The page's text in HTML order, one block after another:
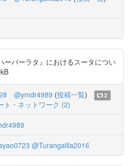
バーラタ』におけるスータについ
@ymdr4989 (投稿一覧)
2
ト・ネットワーク (2)
@Turangalila2016